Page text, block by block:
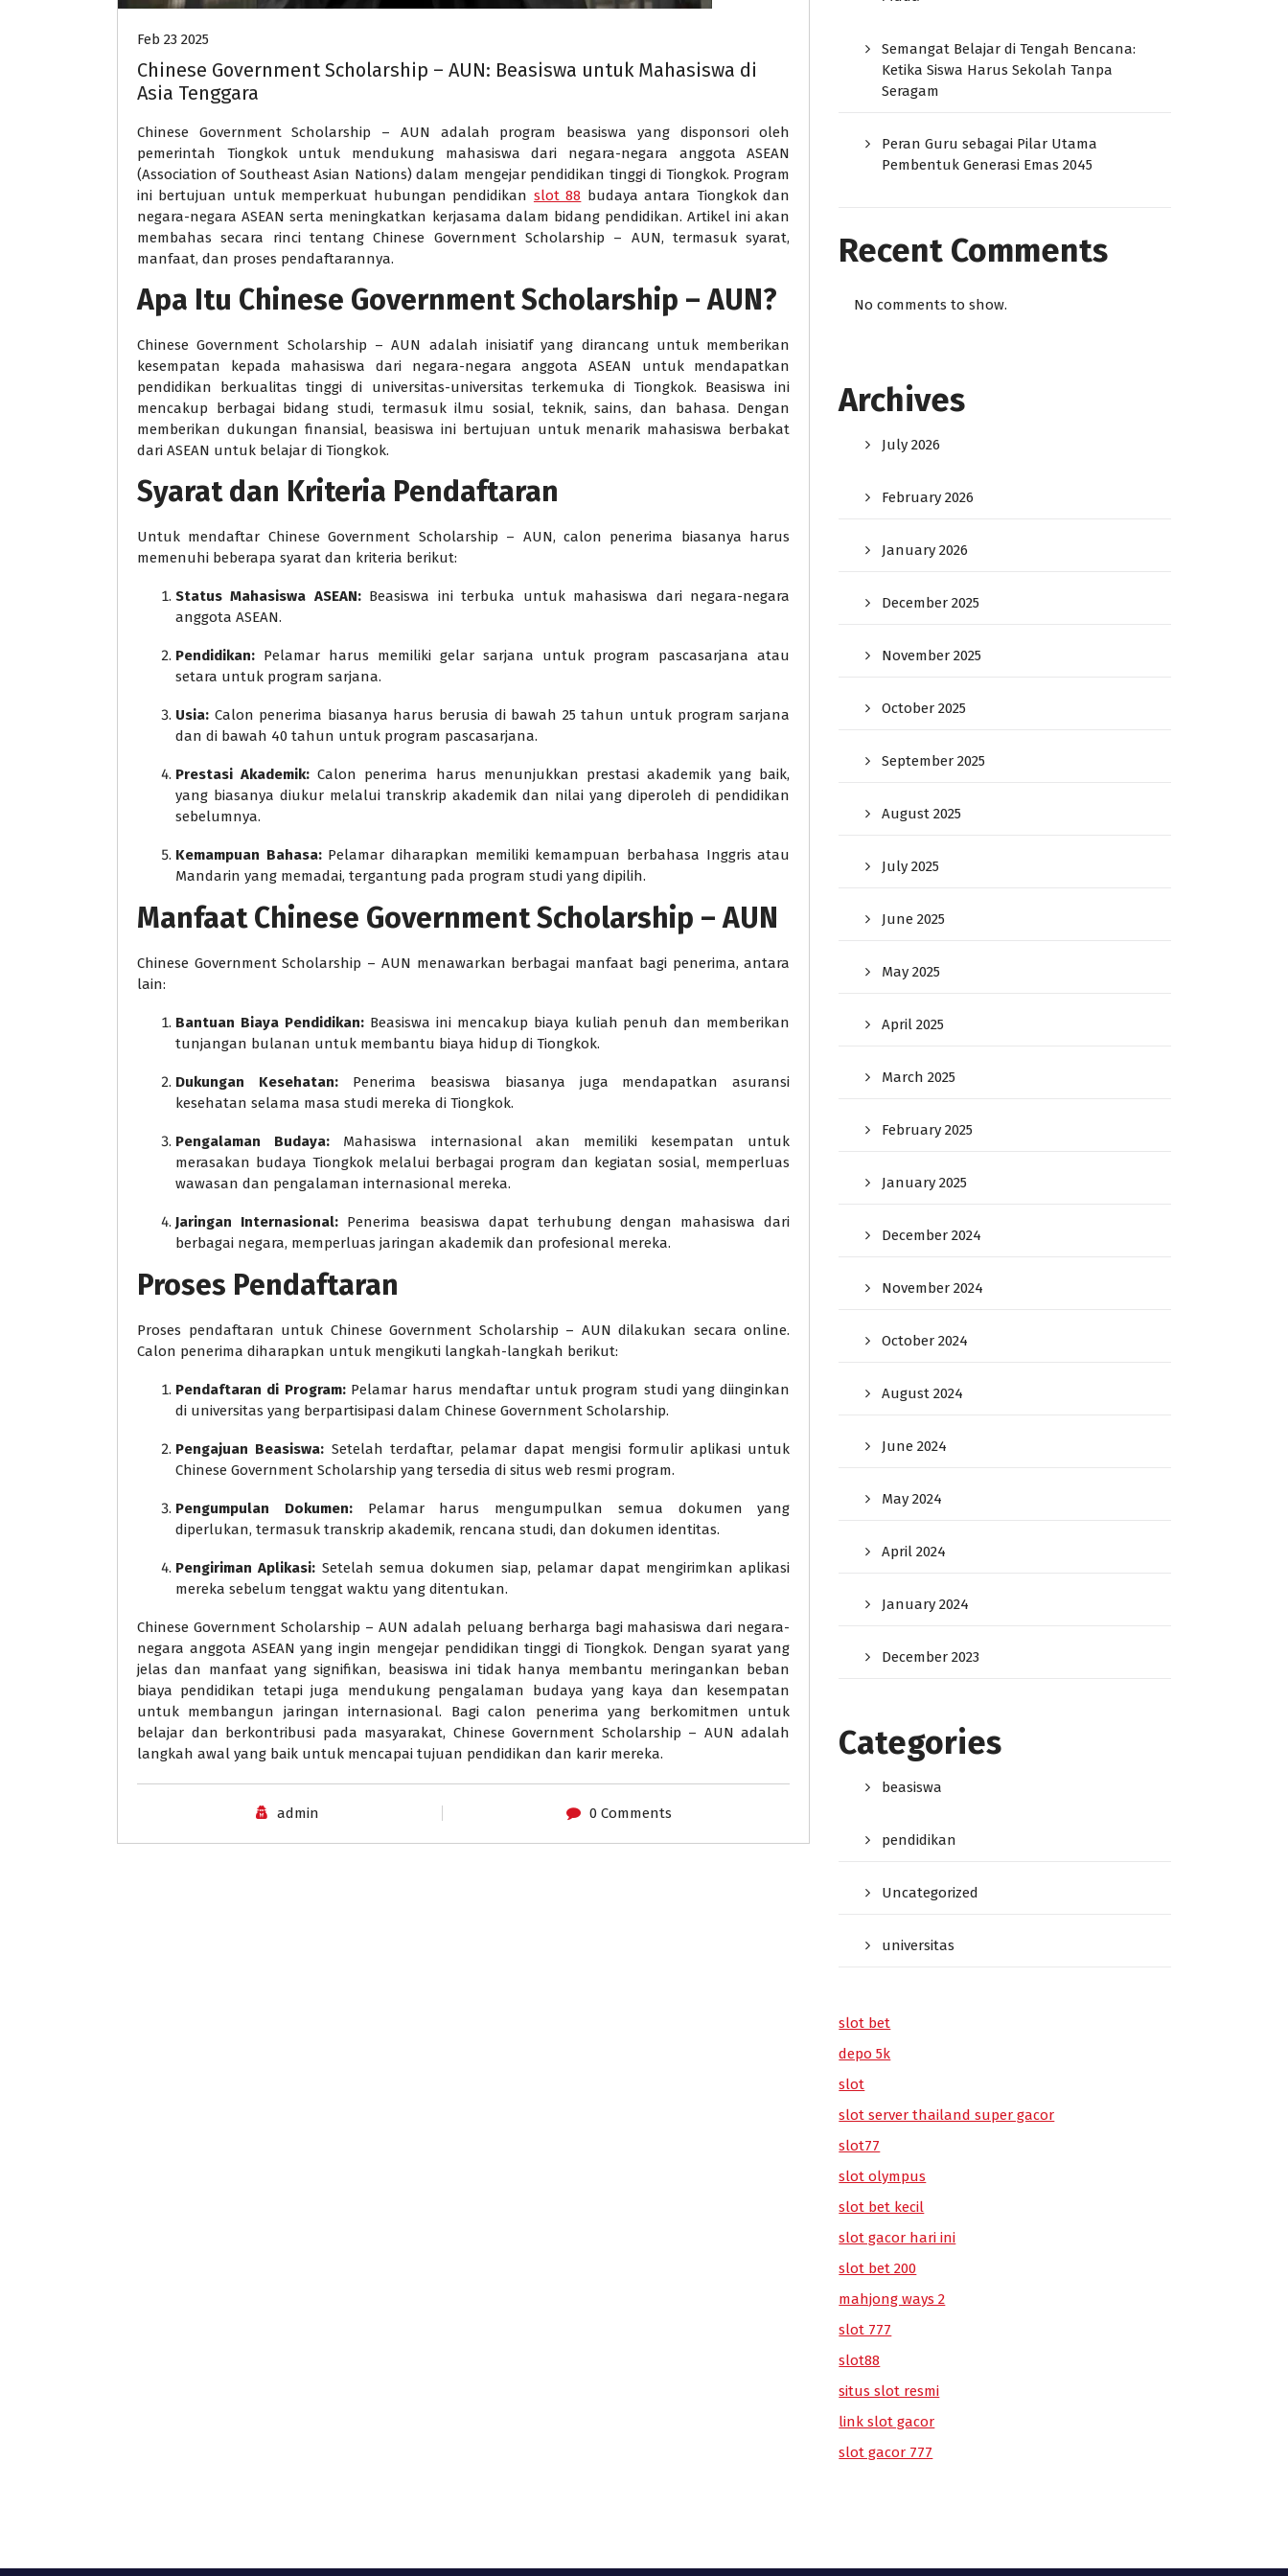
Feb 23 2025
Chinese Government Scholarship – AUN: Beasiswa untuk Mahasiswa di
Asia Tenggara
Chinese Government Scholarship – AUN adalah program beasiswa yang disponsori oleh
pemerintah Tiongkok untuk mendukung mahasiswa dari negara-negara anggota ASEAN
(Association of Southeast Asian Nations) dalam mengejar pendidikan tinggi di Tiongkok. Program
ini bertujuan untuk memperkuat hubungan pendidikan slot 88 budaya antara Tiongkok dan
negara-negara ASEAN serta meningkatkan kerjasama dalam bidang pendidikan. Artikel ini akan
membahas secara rinci tentang Chinese Government Scholarship – AUN, termasuk syarat,
manfaat, dan proses pendaftarannya.
Apa Itu Chinese Government Scholarship – AUN?
Chinese Government Scholarship – AUN adalah inisiatif yang dirancang untuk memberikan
kesempatan kepada mahasiswa dari negara-negara anggota ASEAN untuk mendapatkan
pendidikan berkualitas tinggi di universitas-universitas terkemuka di Tiongkok. Beasiswa ini
mencakup berbagai bidang studi, termasuk ilmu sosial, teknik, sains, dan bahasa. Dengan
memberikan dukungan finansial, beasiswa ini bertujuan untuk menarik mahasiswa berbakat
dari ASEAN untuk belajar di Tiongkok.
Syarat dan Kriteria Pendaftaran
Untuk mendaftar Chinese Government Scholarship – AUN, calon penerima biasanya harus
memenuhi beberapa syarat dan kriteria berikut:
Status Mahasiswa ASEAN:Beasiswa ini terbuka untuk mahasiswa dari negara-negara
anggota ASEAN.
Pendidikan: Pelamar harus memiliki gelar sarjana untuk program pascasarjana atau
setara untuk program sarjana.
Usia: Calon penerima biasanya harus berusia di bawah 25 tahun untuk program sarjana
dan di bawah 40 tahun untuk program pascasarjana.
Prestasi Akademik: Calon penerima harus menunjukkan prestasi akademik yang baik,
yang biasanya diukur melalui transkrip akademik dan nilai yang diperoleh di pendidikan
sebelumnya.
Kemampuan Bahasa:Pelamar diharapkan memiliki kemampuan berbahasa Inggris atau
Mandarin yang memadai, tergantung pada program studi yang dipilih.
Manfaat Chinese Government Scholarship – AUN
Chinese Government Scholarship – AUN menawarkan berbagai manfaat bagi penerima, antara
lain:
Bantuan Biaya Pendidikan:Beasiswa ini mencakup biaya kuliah penuh dan memberikan
tunjangan bulanan untuk membantu biaya hidup di Tiongkok.
Dukungan Kesehatan:Penerima beasiswa biasanya juga mendapatkan asuransi
kesehatan selama masa studi mereka di Tiongkok.
Pengalaman Budaya: Mahasiswa internasional akan memiliki kesempatan untuk
merasakan budaya Tiongkok melalui berbagai program dan kegiatan sosial, memperluas
wawasan dan pengalaman internasional mereka.
Jaringan Internasional: Penerima beasiswa dapat terhubung dengan mahasiswa dari
berbagai negara, memperluas jaringan akademik dan profesional mereka.
Proses Pendaftaran
Proses pendaftaran untuk Chinese Government Scholarship – AUN dilakukan secara online.
Calon penerima diharapkan untuk mengikuti langkah-langkah berikut:
Pendaftaran di Program:Pelamar harus mendaftar untuk program studi yang diinginkan
di universitas yang berpartisipasi dalam Chinese Government Scholarship.
Pengajuan Beasiswa: Setelah terdaftar, pelamar dapat mengisi formulir aplikasi untuk
Chinese Government Scholarship yang tersedia di situs web resmi program.
Pengumpulan Dokumen:Pelamar harus mengumpulkan semua dokumen yang
diperlukan, termasuk transkrip akademik, rencana studi, dan dokumen identitas.
Pengiriman Aplikasi: Setelah semua dokumen siap, pelamar dapat mengirimkan aplikasi
mereka sebelum tenggat waktu yang ditentukan.
Chinese Government Scholarship – AUN adalah peluang berharga bagi mahasiswa dari negara-
negara anggota ASEAN yang ingin mengejar pendidikan tinggi di Tiongkok. Dengan syarat yang
jelas dan manfaat yang signifikan, beasiswa ini tidak hanya membantu meringankan beban
biaya pendidikan tetapi juga mendukung pengalaman budaya yang kaya dan kesempatan
untuk membangun jaringan internasional. Bagi calon penerima yang berkomitmen untuk
belajar dan berkontribusi pada masyarakat, Chinese Government Scholarship – AUN adalah
langkah awal yang baik untuk mencapai tujuan pendidikan dan karir mereka.
admin 0 Comments
Semangat Belajar di Tengah Bencana:
Ketika Siswa Harus Sekolah Tanpa
Seragam
Peran Guru sebagai Pilar Utama
Pembentuk Generasi Emas 2045
Recent Comments
No comments to show.
Archives
July 2026
February 2026
January 2026
December 2025
November 2025
October 2025
September 2025
August 2025
July 2025
June 2025
May 2025
April 2025
March 2025
February 2025
January 2025
December 2024
November 2024
October 2024
August 2024
June 2024
May 2024
April 2024
January 2024
December 2023
Categories
beasiswa
pendidikan
Uncategorized
universitas
slot bet
depo 5k
slot
slot server thailand super gacor
slot77
slot olympus
slot bet kecil
slot gacor hari ini
slot bet 200
mahjong ways 2
slot 777
slot88
situs slot resmi
link slot gacor
slot gacor 777